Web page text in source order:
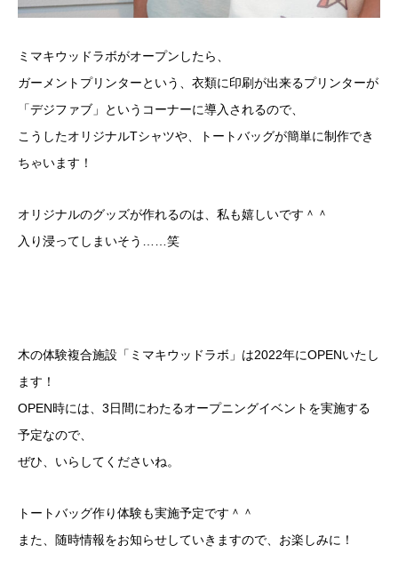
ミマキウッドラボがオープンしたら、
ガーメントプリンターという、衣類に印刷が出来るプリンターが
「デジファブ」というコーナーに導入されるので、
こうしたオリジナルTシャツや、トートバッグが簡単に制作でき
ちゃいます！
オリジナルのグッズが作れるのは、私も嬉しいです＾＾
入り浸ってしまいそう……笑
木の体験複合施設「ミマキウッドラボ」は2022年にOPENいたし
ます！
OPEN時には、3日間にわたるオープニングイベントを実施する
予定なので、
ぜひ、いらしてくださいね。
トートバッグ作り体験も実施予定です＾＾
また、随時情報をお知らせしていきますので、お楽しみに！